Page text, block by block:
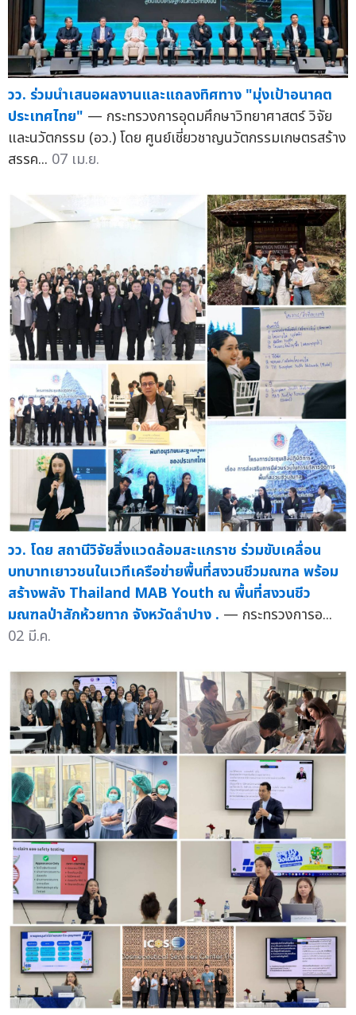
วว. ร่วมนำเสนอผลงานและแถลงทิศทาง "มุ่งเป้าอนาคต
ประเทศไทย" — กระทรวงการอุดมศึกษาวิทยาศาสตร์ วิจัย
และนวัตกรรม (อว.) โดย ศูนย์เชี่ยวชาญนวัตกรรมเกษตรสร้าง
สรรค... 07 เม.ย.
วว. โดย สถานีวิจัยสิ่งแวดล้อมสะแกราช ร่วมขับเคลื่อน
บทบาทเยาวชนในเวทีเครือข่ายพื้นที่สงวนชีวมณฑล พร้อม
สร้างพลัง Thailand MAB Youth ณ พื้นที่สงวนชีว
มณฑลป่าสักห้วยทาก จังหวัดลำปาง . — กระทรวงการอ...
02 มี.ค.